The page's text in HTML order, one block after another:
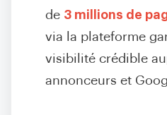
de 3 millions de
via la plateforme
visibilité crédible
annonceurs et